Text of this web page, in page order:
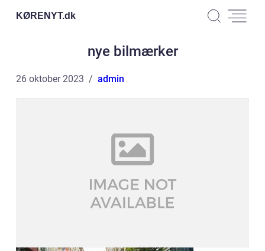
KØRENYT.dk
nye bilmærker
26 oktober 2023 admin